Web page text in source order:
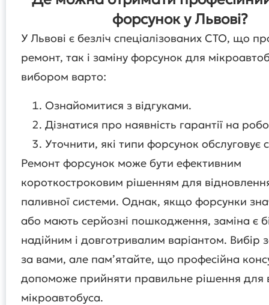
форсунок у Львові?
У Львові є безліч спеціалізованих СТО, що
ремонт, так і заміну форсунок для
вибором варто:
Ознайомитися з відгуками.
Дізнатися про наявність гарантії на
Уточнити, які типи форсунок обслуговує
Ремонт форсунок може бути ефективним
короткостроковим рішенням для
паливної системи. Однак, якщо форсунки
або мають серйозні пошкодження, заміна є
надійним і довготривалим варіантом. Вибір
за вами, але пам’ятайте, що професійна
допоможе прийняти правильне рішення для
мікроавтобуса.